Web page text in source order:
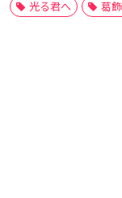
光る君へ 葛